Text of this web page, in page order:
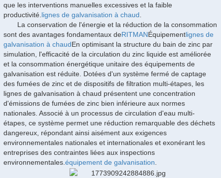
que les interventions manuelles excessives et la faible
productivité.lignes de galvanisation à chaud.
La conservation de l'énergie et la réduction de la consommation
sont des avantages fondamentaux deRITMANÉquipementlignes de
galvanisation à chaudEn optimisant la structure du bain de zinc par
simulation, l'efficacité de la circulation du zinc liquide est améliorée
et la consommation énergétique unitaire des équipements de
galvanisation est réduite. Dotées d'un système fermé de captage
des fumées de zinc et de dispositifs de filtration multi-étapes, les
lignes de galvanisation à chaud présentent une concentration
d'émissions de fumées de zinc bien inférieure aux normes
nationales. Associé à un processus de circulation d'eau multi-
étapes, ce système permet une réduction remarquable des déchets
dangereux, répondant ainsi aisément aux exigences
environnementales nationales et internationales et exonérant les
entreprises des contraintes liées aux inspections
environnementales.équipement de galvanisation.